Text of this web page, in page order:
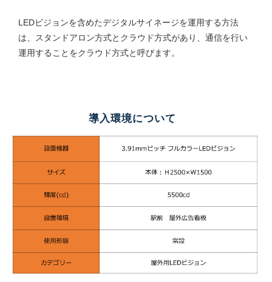
LEDビジョンを含めたデジタルサイネージを運用する方法
は、スタンドアロン方式とクラウド方式があり、通信を行い
運用することをクラウド方式と呼びます。
導入環境について